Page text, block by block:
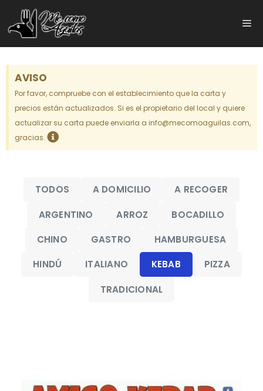
AVISO
Por favor, compruebe con el establecimiento que la carta y
precios están actualizados. Si es el propietario del local y quiere
actualizar su carta puede enviarla a info@mecomoaguilas.com,
gracias.
TODOS A DOMICILIO A RECOGER
ARGENTINO ARROZ BOCADILLO
CHINO GASTRO HAMBURGUESA
HINDÚ ITALIANO KEBAB PIZZA
TRADICIONAL